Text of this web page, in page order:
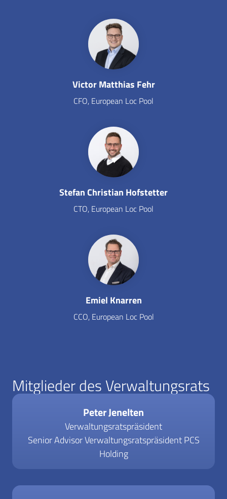
Victor Matthias Fehr
CFO, European Loc Pool
Stefan Christian Hofstetter
CTO, European Loc Pool
Emiel Knarren
CCO, European Loc Pool
Mitglieder des Verwaltungsrats
Peter Jenelten
Verwaltungsratspräsident
Senior Advisor Verwaltungsratspräsident PCS
Holding